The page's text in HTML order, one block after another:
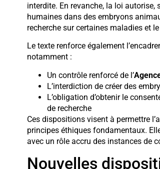
interdite. En revanche, la loi
humaines dans des embryons
recherche sur certaines maladies et
Le texte renforce également
notamment :
Un contrôle renforcé de l’
L’interdiction de créer des
L’obligation d’obtenir le
de recherche
Ces dispositions visent à permettre
principes éthiques fondamentaux.
avec un rôle accru des instances de
Nouvelles